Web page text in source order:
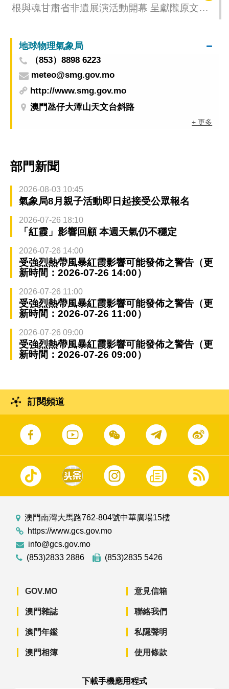
根與魂甘肅省非遺展演活動開幕 呈獻隴原文化
地球物理氣象局
（853）8898 6223
meteo@smg.gov.mo
http://www.smg.gov.mo
澳門氹仔大潭山天文台斜路
+ 更多
部門新聞
2026-08-03 10:45
氣象局8月親子活動即日起接受公眾報名
2026-07-26 18:10
「紅霞」影響回顧 本週天氣仍不穩定
2026-07-26 14:00
受強烈熱帶風暴紅霞影響可能發佈之警告（更
新時間：2026-07-26 14:00）
2026-07-26 11:00
受強烈熱帶風暴紅霞影響可能發佈之警告（更
新時間：2026-07-26 11:00）
2026-07-26 09:00
受強烈熱帶風暴紅霞影響可能發佈之警告（更
新時間：2026-07-26 09:00）
訂閱頻道
澳門南灣大馬路762-804號中華廣場15樓
https://www.gcs.gov.mo
info@gcs.gov.mo
(853)2833 2886
(853)2835 5426
GOV.MO
澳門雜誌
澳門年鑑
澳門相簿
意見信箱
聯絡我們
私隱聲明
使用條款
下載手機應用程式